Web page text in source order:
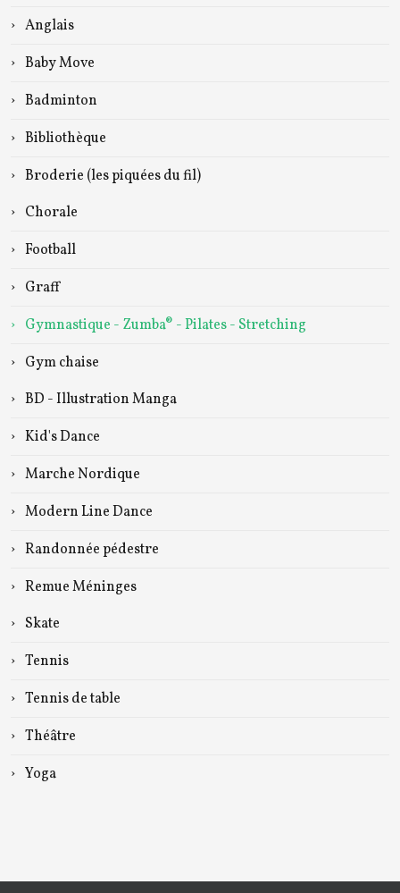
Anglais
Baby Move
Badminton
Bibliothèque
Broderie (les piquées du fil)
Chorale
Football
Graff
Gymnastique - Zumba® - Pilates - Stretching
Gym chaise
BD - Illustration Manga
Kid's Dance
Marche Nordique
Modern Line Dance
Randonnée pédestre
Remue Méninges
Skate
Tennis
Tennis de table
Théâtre
Yoga